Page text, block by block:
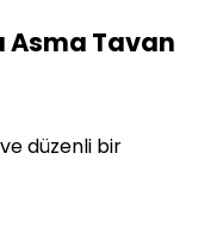
Tavan
düzenli bir